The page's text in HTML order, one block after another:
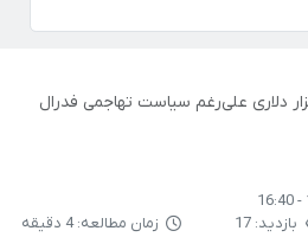
بیت کوین ۹۱.۵ هزار دلاری علی‌رغم سیاست تهاجمی فدرال
بازدید: 17
زمان مطالعه: 4 دقیقه